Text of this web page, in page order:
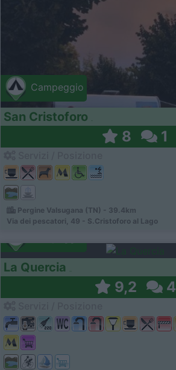
Campeggio
San Cristoforo
8 1
Pergine Valsugana (TN) - 39.4km
Via dei pescatori, 49 - S.Cristoforo al Lago
La Quercia
9,2 4